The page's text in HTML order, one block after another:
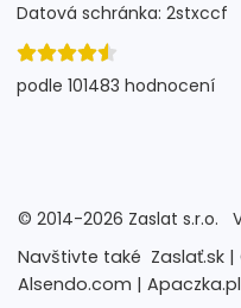
Datová schránka: 2stxccf
podle 101483 hodnocení
© 2014-2026 Zaslat s.r.o.
Navštivte také Zaslať.sk |
Alsendo.com |